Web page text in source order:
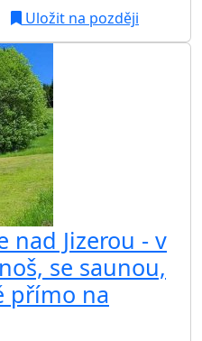
Uložit na později
nad Jizerou - v
se saunou,
přímo na